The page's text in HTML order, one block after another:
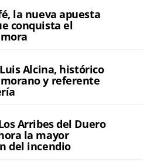
la nueva apuesta
conquista el
Alcina, histórico
y referente
Arribes del Duero
la mayor
del incendio